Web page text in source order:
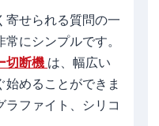
寄せられる質問の一
にシンプルです。
切断機 は、幅広い
めることができま
ラファイト、シリコ